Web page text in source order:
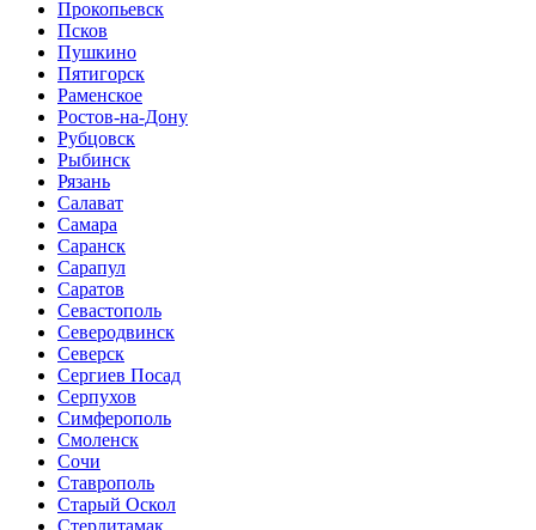
Прокопьевск
Псков
Пушкино
Пятигорск
Раменское
Ростов-на-Дону
Рубцовск
Рыбинск
Рязань
Салават
Самара
Саранск
Сарапул
Саратов
Севастополь
Северодвинск
Северск
Сергиев Посад
Серпухов
Симферополь
Смоленск
Сочи
Ставрополь
Старый Оскол